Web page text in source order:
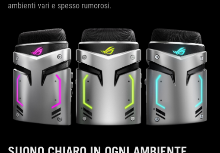
ambienti vari e spesso rumorosi.